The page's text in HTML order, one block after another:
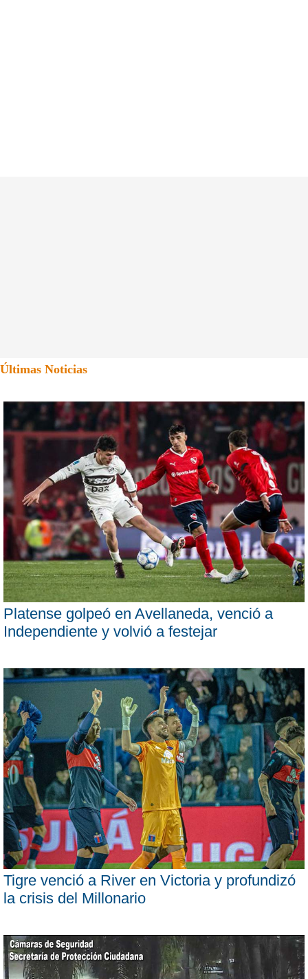
Últimas Noticias
Platense golpeó en Avellaneda, venció a
Independiente y volvió a festejar
Tigre venció a River en Victoria y profundizó
la crisis del Millonario